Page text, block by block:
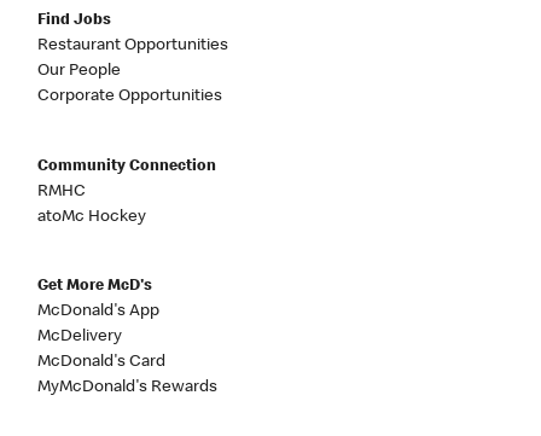
Find Jobs
Restaurant Opportunities
Our People
Corporate Opportunities
Community Connection
RMHC
atoMc Hockey
Get More McD's
McDonald's App
McDelivery
McDonald's Card
MyMcDonald's Rewards